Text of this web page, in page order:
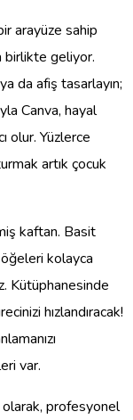
arayüze sahip
birlikte geliyor.
da afiş tasarlayın;
Canva, hayal
olur. Yüzlerce
artık çocuk
kaftan. Basit
kolayca
Kütüphanesinde
hızlandıracak!
var.
profesyonel